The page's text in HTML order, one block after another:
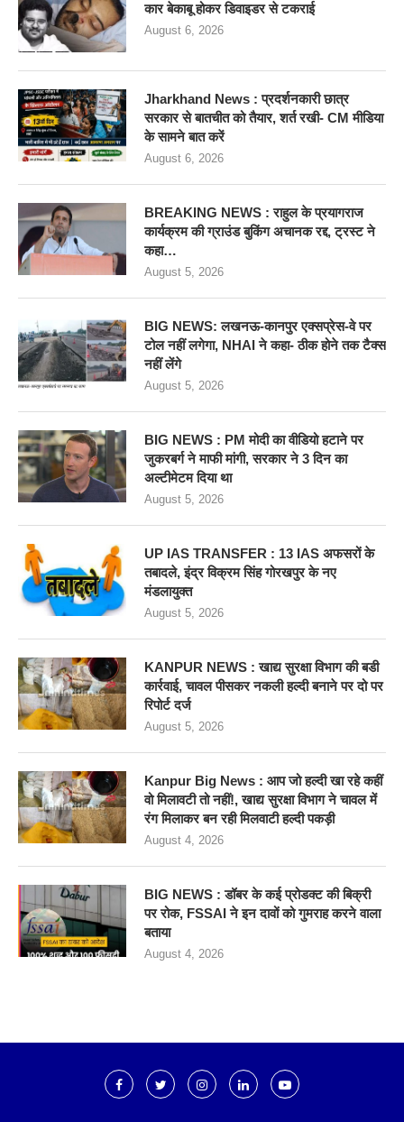
कार बेकाबू होकर डिवाइडर से टकराई
August 6, 2026
Jharkhand News : प्रदर्शनकारी छात्र
सरकार से बातचीत को तैयार, शर्त रखी- CM मीडिया
के सामने बात करें
August 6, 2026
BREAKING NEWS : राहुल के प्रयागराज
कार्यक्रम की ग्राउंड बुकिंग अचानक रद्द, ट्रस्ट ने
कहा…
August 5, 2026
BIG NEWS: लखनऊ-कानपुर एक्सप्रेस-वे पर
टोल नहीं लगेगा, NHAI ने कहा- ठीक होने तक टैक्स
नहीं लेंगे
August 5, 2026
BIG NEWS : PM मोदी का वीडियो हटाने पर
जुकरबर्ग ने माफी मांगी, सरकार ने 3 दिन का
अल्टीमेटम दिया था
August 5, 2026
UP IAS TRANSFER : 13 IAS अफसरों के
तबादले, इंद्र विक्रम सिंह गोरखपुर के नए
मंडलायुक्त
August 5, 2026
KANPUR NEWS : खाद्य सुरक्षा विभाग की बडी
कार्रवाई, चावल पीसकर नकली हल्दी बनाने पर दो पर
रिपोर्ट दर्ज
August 5, 2026
Kanpur Big News : आप जो हल्दी खा रहे कहीं
वो मिलावटी तो नहीं!, खाद्य सुरक्षा विभाग ने चावल में
रंग मिलाकर बन रही मिलवाटी हल्दी पकड़ी
August 4, 2026
BIG NEWS : डॉबर के कई प्रोडक्ट की बिक्री
पर रोक, FSSAI ने इन दावों को गुमराह करने वाला
बताया
August 4, 2026